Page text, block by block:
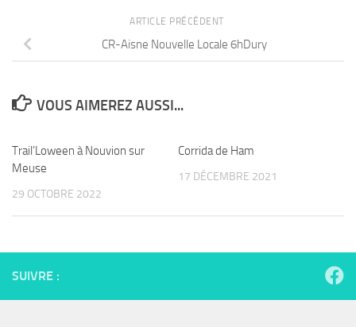
ARTICLE PRÉCÉDENT
CR-Aisne Nouvelle Locale 6hDury
VOUS AIMEREZ AUSSI...
Trail’Loween à Nouvion sur
Meuse
29 OCTOBRE 2022
Corrida de Ham
17 DÉCEMBRE 2021
SUIVRE :